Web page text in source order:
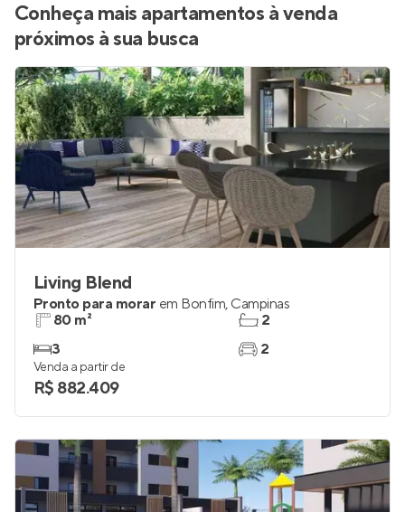
Conheça mais apartamentos à venda
próximos à sua busca
Living Blend
Pronto para morar em Bonfim, Campinas
80 m²
3
2
2
Venda a partir de
R$ 882.409